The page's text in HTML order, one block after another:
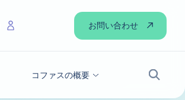
コファスの概要
検索
お問い合わせ